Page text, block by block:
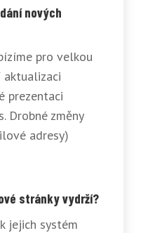
nových
pro velkou
aktualizaci
prezentaci
Drobné změny
adresy)
stránky vydrží?
jejich systém